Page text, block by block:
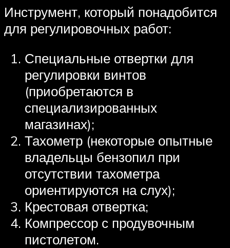
Инструмент, который понадобится
для регулировочных работ:
Специальные отвертки для
регулировки винтов
(приобретаются в
специализированных
магазинах);
Тахометр (некоторые опытные
владельцы бензопил при
отсутствии тахометра
ориентируются на слух);
Крестовая отвертка;
Компрессор с продувочным
пистолетом.